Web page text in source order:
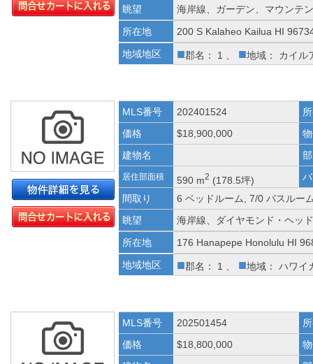
眺望
海岸線、ガーデン、マウンテ
所在地
200 S Kalaheo Kailua HI
地域地区
■郡名： 1 、 ■地域： カイル
MLS番号 202401524
価格
$18,900,000
建物名
居住部面積 590 m2 (178.5坪)
間取り
6 ベッドルーム, 7/0 バスルー
眺望
海岸線、ダイヤモンド・ヘッ
所在地
176 Hanapepe Honolulu HI
地域地区
■郡名： 1 、 ■地域： ハワイ
MLS番号 202501454
価格
$18,800,000